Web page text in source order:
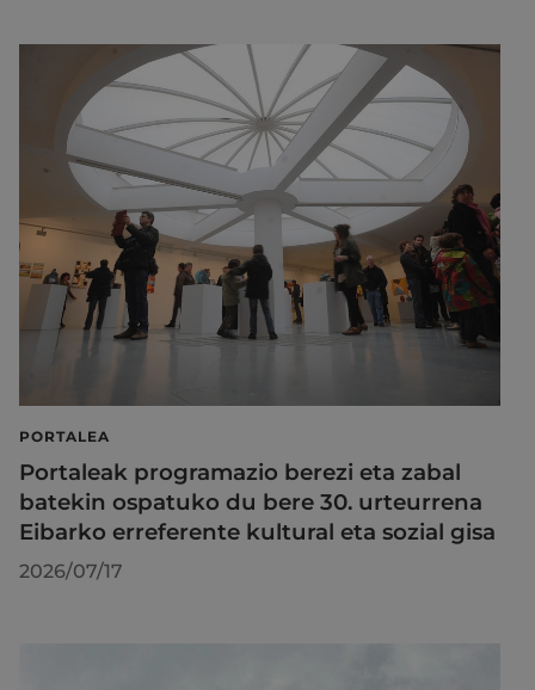
PORTALEA
Portaleak programazio berezi eta zabal
batekin ospatuko du bere 30. urteurrena
Eibarko erreferente kultural eta sozial gisa
2026/07/17